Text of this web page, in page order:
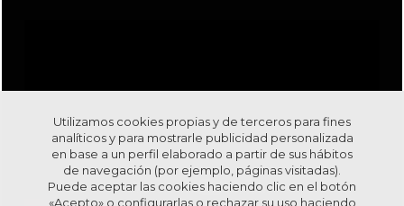
Utilizamos cookies propias y de terceros para fines
analíticos y para mostrarle publicidad personalizada
en base a un perfil elaborado a partir de sus hábitos
de navegación (por ejemplo, páginas visitadas).
Puede aceptar las cookies haciendo clic en el botón
«Acepto» o configurarlas o rechazar su uso haciendo